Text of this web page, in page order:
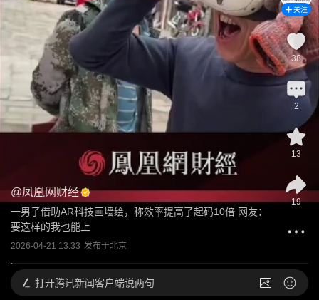
@凤凰网财经
一男子借助AR科技画墙绘，称效率提高了起码10倍 网友：
要这样的我也能上
2026-04-21 13:33 发布于北京
关注
38
2
13
19
打开腾讯新闻客户端说两句